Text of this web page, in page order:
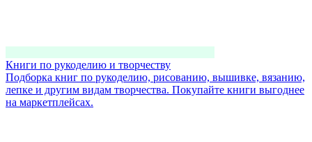
Книги по рукоделию и творчеству
Подборка книг по рукоделию, рисованию, вышивке, вязанию,
лепке и другим видам творчества. Покупайте книги выгоднее
на маркетплейсах.